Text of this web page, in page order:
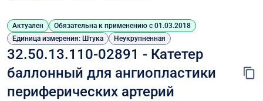
Актуален
Обязательна к применению с 01.03.2018
Единица измерения: Штука
Неукрупненная
32.50.13.110-02891 - Катетер
баллонный для ангиопластики
периферических артерий